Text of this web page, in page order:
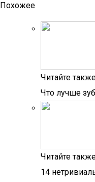
Похожее
Читайте
Что лучше
Читайте
14